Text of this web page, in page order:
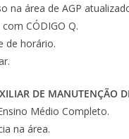
na área de AGP
CÓDIGO Q.
de horário.
DE MANUTENÇÃO
Médio Completo.
na área.